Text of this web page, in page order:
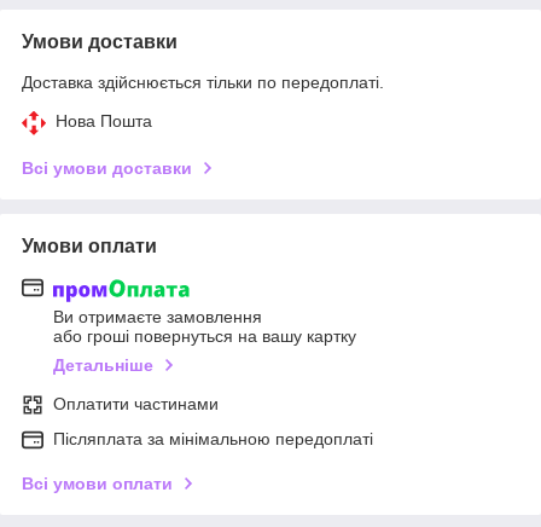
Умови доставки
Доставка здійснюється тільки по передоплаті.
Нова Пошта
Всі умови доставки
Умови оплати
Ви отримаєте замовлення
або гроші повернуться на вашу картку
Детальніше
Оплатити частинами
Післяплата за мінімальною передоплаті
Всі умови оплати